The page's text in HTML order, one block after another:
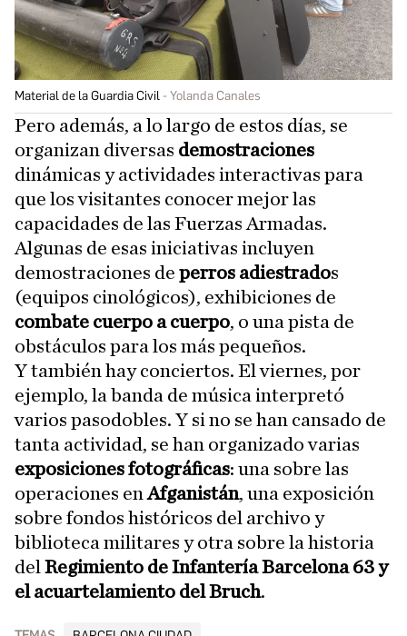
Material de la Guardia Civil Yolanda Canales
Pero además, a lo largo de estos días, se
organizan diversas demostraciones
dinámicas y actividades interactivas para
que los visitantes conocer mejor las
capacidades de las Fuerzas Armadas.
Algunas de esas iniciativas incluyen
demostraciones de perros adiestrados
(equipos cinológicos), exhibiciones de
combate cuerpo a cuerpo, o una pista de
obstáculos para los más pequeños.
Y también hay conciertos. El viernes, por
ejemplo, la banda de música interpretó
varios pasodobles. Y si no se han cansado de
tanta actividad, se han organizado varias
exposiciones fotográficas: una sobre las
operaciones enAfganistán, una exposición
sobre fondos históricos del archivo y
biblioteca militares y otra sobre la historia
del Regimiento de Infantería Barcelona 63 y
el acuartelamiento del Bruch.